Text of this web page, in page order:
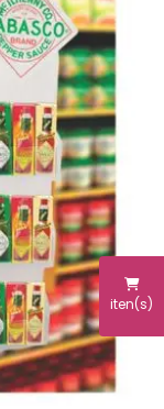
iten(s)